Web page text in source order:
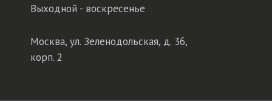
Выходной - воскресенье
Москва, ул. Зеленодольская, д. 36,
корп. 2